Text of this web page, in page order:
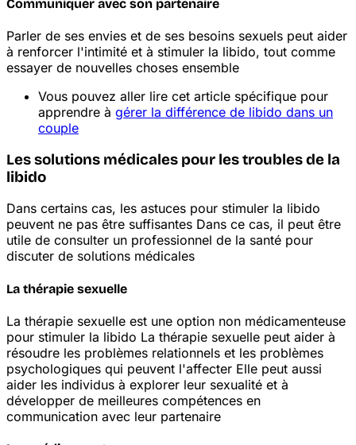
Communiquer avec son partenaire
Parler de ses envies et de ses besoins sexuels peut aider
à renforcer l'intimité et à stimuler la libido, tout comme
essayer de nouvelles choses ensemble
Vous pouvez aller lire cet article spécifique pour
apprendre à gérer la différence de libido dans un
couple
Les solutions médicales pour les troubles de la
libido
Dans certains cas, les astuces pour stimuler la libido
peuvent ne pas être suffisantes Dans ce cas, il peut être
utile de consulter un professionnel de la santé pour
discuter de solutions médicales
La thérapie sexuelle
La thérapie sexuelle est une option non médicamenteuse
pour stimuler la libido La thérapie sexuelle peut aider à
résoudre les problèmes relationnels et les problèmes
psychologiques qui peuvent l'affecter Elle peut aussi
aider les individus à explorer leur sexualité et à
développer de meilleures compétences en
communication avec leur partenaire